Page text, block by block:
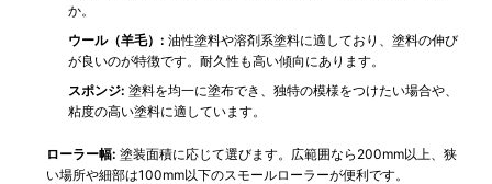
か。
ウール（羊毛）: 油性塗料や溶剤系塗料に適しており、塗料の伸び
が良いのが特徴です。耐久性も高い傾向にあります。
スポンジ: 塗料を均一に塗布でき、独特の模様をつけたい場合や、
粘度の高い塗料に適しています。
ローラー幅: 塗装面積に応じて選びます。広範囲なら200mm以上、狭
い場所や細部は100mm以下のスモールローラーが便利です。